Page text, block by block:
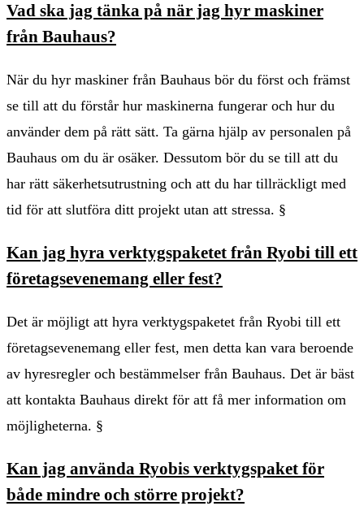
Vad ska jag tänka på när jag hyr maskiner
från Bauhaus?
När du hyr maskiner från Bauhaus bör du först och främst
se till att du förstår hur maskinerna fungerar och hur du
använder dem på rätt sätt. Ta gärna hjälp av personalen på
Bauhaus om du är osäker. Dessutom bör du se till att du
har rätt säkerhetsutrustning och att du har tillräckligt med
tid för att slutföra ditt projekt utan att stressa. §
Kan jag hyra verktygspaketet från Ryobi till ett
företagsevenemang eller fest?
Det är möjligt att hyra verktygspaketet från Ryobi till ett
företagsevenemang eller fest, men detta kan vara beroende
av hyresregler och bestämmelser från Bauhaus. Det är bäst
att kontakta Bauhaus direkt för att få mer information om
möjligheterna. §
Kan jag använda Ryobis verktygspaket för
både mindre och större projekt?